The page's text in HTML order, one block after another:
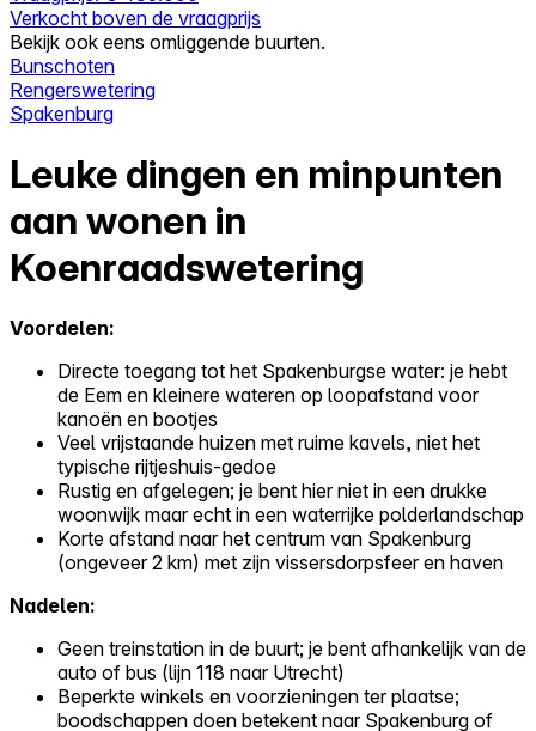
Verkocht boven de vraagprijs
Bekijk ook eens omliggende buurten.
Bunschoten
Rengerswetering
Spakenburg
Leuke dingen en minpunten
aan wonen in
Koenraadswetering
Voordelen:
Directe toegang tot het Spakenburgse water: je hebt
de Eem en kleinere wateren op loopafstand voor
kanoën en bootjes
Veel vrijstaande huizen met ruime kavels, niet het
typische rijtjeshuis-gedoe
Rustig en afgelegen; je bent hier niet in een drukke
woonwijk maar echt in een waterrijke polderlandschap
Korte afstand naar het centrum van Spakenburg
(ongeveer 2 km) met zijn vissersdorpsfeer en haven
Nadelen:
Geen treinstation in de buurt; je bent afhankelijk van de
auto of bus (lijn 118 naar Utrecht)
Beperkte winkels en voorzieningen ter plaatse;
boodschappen doen betekent naar Spakenburg of